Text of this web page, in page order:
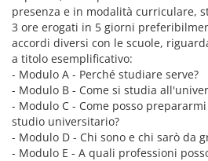
presenza e in modalità curriculare,
3 ore erogati in 5 giorni
accordi diversi con le scuole,
a titolo esemplificativo:
- Modulo A - Perché studiare serve?
- Modulo B - Come si studia
- Modulo C - Come posso
studio universitario?
- Modulo D - Chi sono e chi sarò da
- Modulo E - A quali professioni